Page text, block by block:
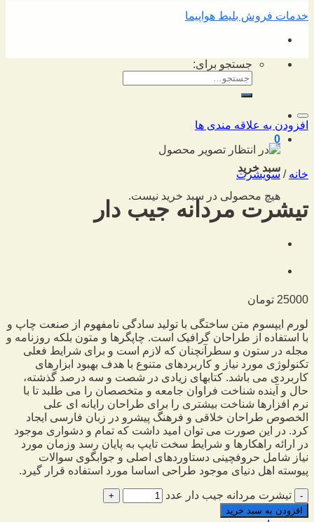
خدمات فروش بلیط هواپیما
جستجو برای:
0
سبد خرید
هیچ محصولی در سبد خرید نیست.
افزودن به علاقه مندی ها
خانه / سویشرت
تیشرت مردانه جیب دار
25000 تومان
لورم ایپسوم متن ساختگی با تولید سادگی نامفهوم از صنعت چاپ و
با استفاده از طراحان گرافیک است. چاپگرها و متون بلکه روزنامه و
مجله در ستون و سطرآنچنان که لازم است و برای شرایط فعلی
تکنولوژی مورد نیاز و کاربردهای متنوع با هدف بهبود ابزارهای
کاربردی می باشد. کتابهای زیادی در شصت و سه درصد گذشته،
حال و آینده شناخت فراوان جامعه و متخصصان را می طلبد تا با
نرم افزارها شناخت بیشتری را برای طراحان رایانه ای علی
الخصوص طراحان خلاقی و فرهنگ پیشرو در زبان فارسی ایجاد
کرد. در این صورت می توان امید داشت که تمام و دشواری موجود
در ارائه راهکارها و شرایط سخت تایپ به پایان رسد وزمان مورد
نیاز شامل حروفچینی دستاوردهای اصلی و جوابگوی سوالات
پیوسته اهل دنیای موجود طراحی اساسا مورد استفاده قرار گیرد.
تیشرت مردانه جیب دار عدد
افزودن به سبد خرید